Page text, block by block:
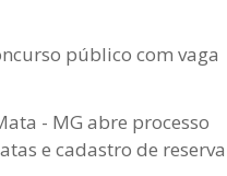
público com vaga
- MG abre processo
e cadastro de reserva